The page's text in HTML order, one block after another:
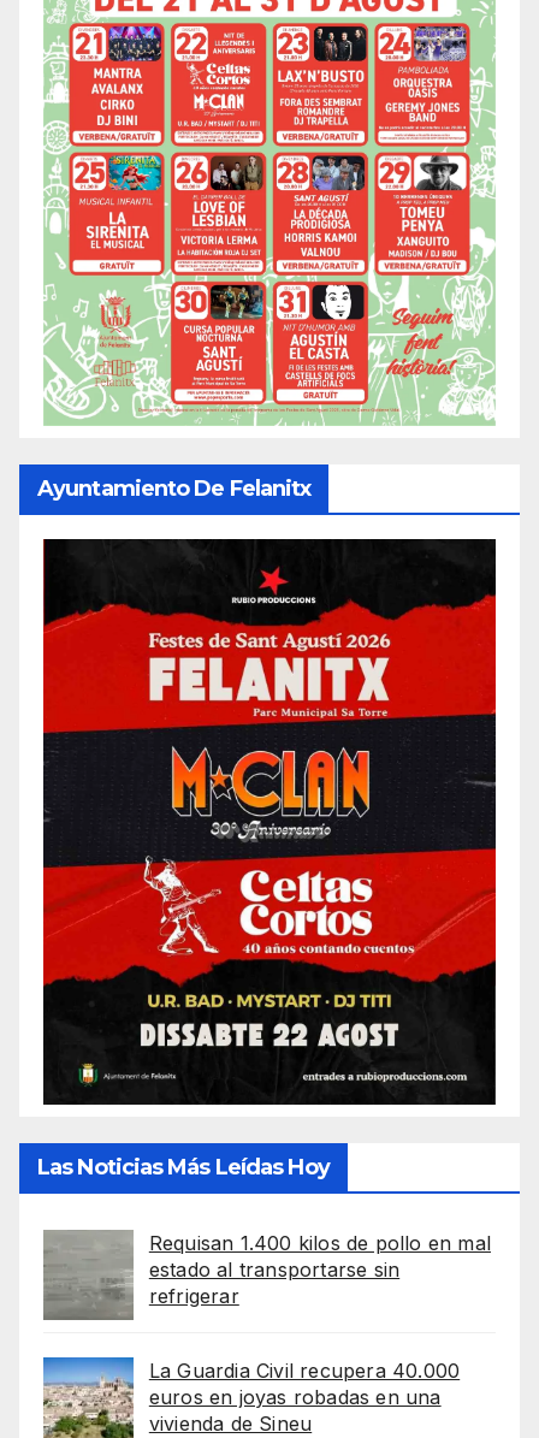
Ayuntamiento De Felanitx
Las Noticias Más Leídas Hoy
Requisan 1.400 kilos de pollo en mal
estado al transportarse sin
refrigerar
La Guardia Civil recupera 40.000
euros en joyas robadas en una
vivienda de Sineu